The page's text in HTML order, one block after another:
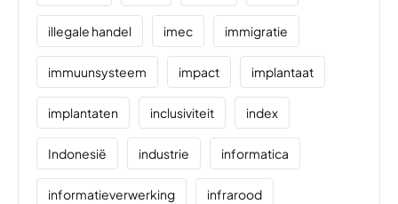
illegale handel imec immigratie
immuunsysteem impact implantaat
implantaten inclusiviteit index
Indonesië industrie informatica
informatieverwerking infrarood